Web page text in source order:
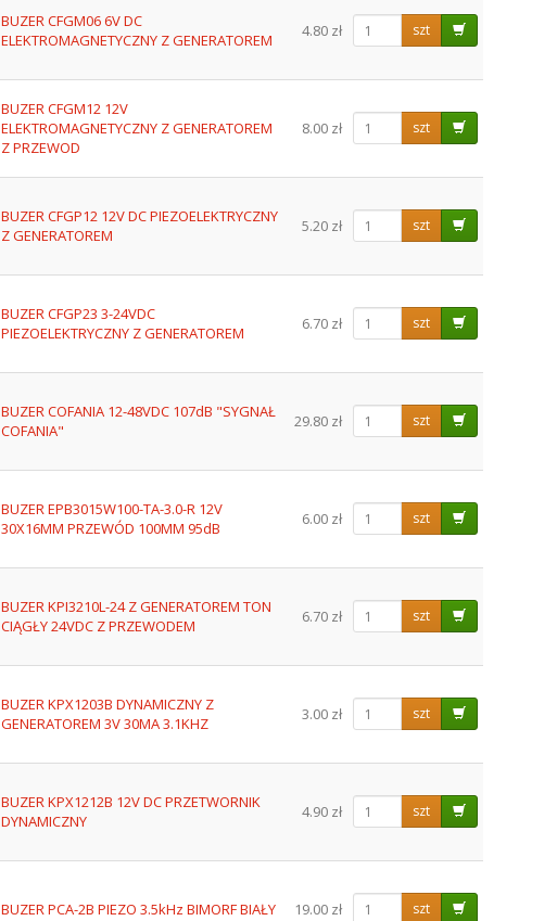
BUZER CFGM06 6V DC
ELEKTROMAGNETYCZNY Z GENERATOREM
4.80 zł szt
BUZER CFGM12 12V
ELEKTROMAGNETYCZNY Z GENERATOREM
Z PRZEWOD
8.00 zł szt
BUZER CFGP12 12V DC PIEZOELEKTRYCZNY
Z GENERATOREM
5.20 zł szt
BUZER CFGP23 3-24VDC
PIEZOELEKTRYCZNY Z GENERATOREM
6.70 zł szt
BUZER COFANIA 12-48VDC 107dB "SYGNAŁ
COFANIA"
29.80 zł szt
BUZER EPB3015W100-TA-3.0-R 12V
30X16MM PRZEWÓD 100MM 95dB
6.00 zł szt
BUZER KPI3210L-24 Z GENERATOREM TON
CIĄGŁY 24VDC Z PRZEWODEM
6.70 zł szt
BUZER KPX1203B DYNAMICZNY Z
GENERATOREM 3V 30MA 3.1KHZ
3.00 zł szt
BUZER KPX1212B 12V DC PRZETWORNIK
DYNAMICZNY
4.90 zł szt
BUZER PCA-2B PIEZO 3.5kHz BIMORF BIAŁY 19.00 zł szt